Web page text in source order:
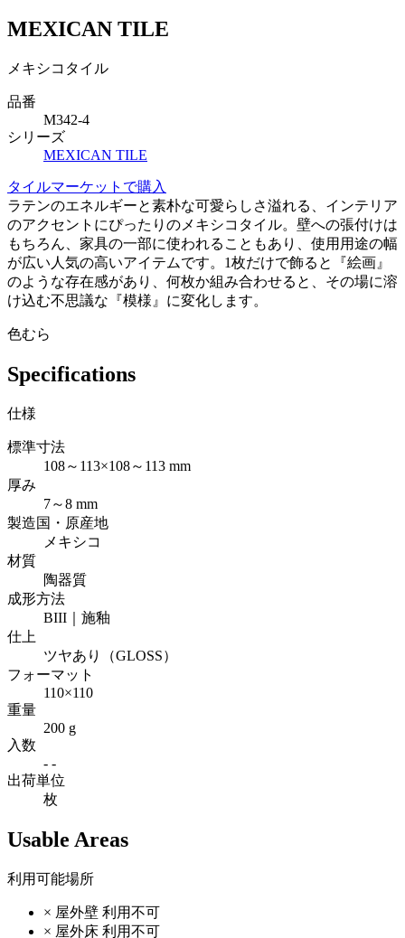
MEXICAN TILE
メキシコタイル
品番
M342-4
シリーズ
MEXICAN TILE
タイルマーケットで購入
ラテンのエネルギーと素朴な可愛らしさ溢れる、インテリア
のアクセントにぴったりのメキシコタイル。壁への張付けは
もちろん、家具の一部に使われることもあり、使用用途の幅
が広い人気の高いアイテムです。1枚だけで飾ると『絵画』
のような存在感があり、何枚か組み合わせると、その場に溶
け込む不思議な『模様』に変化します。
色むら
Specifications
仕様
標準寸法
108～113×108～113 mm
厚み
7～8 mm
製造国・原産地
メキシコ
材質
陶器質
成形方法
BIII｜施釉
仕上
ツヤあり（GLOSS）
フォーマット
110×110
重量
200 g
入数
- -
出荷単位
枚
Usable Areas
利用可能場所
× 屋外壁 利用不可
× 屋外床 利用不可